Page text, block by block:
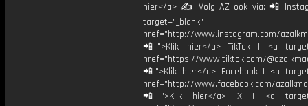
hier</a> ✍ Volg AZ ook via: 📲
target="_blank"
href="http://www.instagram.com/
📲">Klik hier</a> TikTok | <a
href="https://www.tiktok.com/
📲">Klik hier</a> Facebook | <a
href="http://www.facebook.com/
📲">Klik hier</a> X | <a